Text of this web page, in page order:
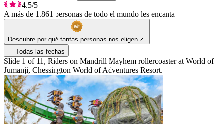
4.5/5
A más de 1.861 personas de todo el mundo les encanta
Descubre por qué tantas personas nos eligen
Todas las fechas
Slide 1 of 11, Riders on Mandrill Mayhem rollercoaster at World of
Jumanji, Chessington World of Adventures Resort.